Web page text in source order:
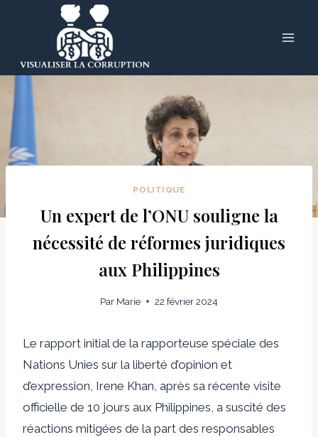
POLITIQUE
Un expert de l’ONU souligne la
nécessité de réformes juridiques
aux Philippines
Par Marie 22 février 2024
Le rapport initial de la rapporteuse spéciale des
Nations Unies sur la liberté d’opinion et
d’expression, Irene Khan, après sa récente visite
officielle de 10 jours aux Philippines, a suscité des
réactions mitigées de la part des responsables